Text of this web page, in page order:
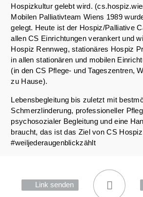
Hospizkultur gelebt wird.
Mobilen Palliativteam Wiens 1989
gelegt. Heute ist der Hospiz/Palliative
allen CS Einrichtungen verankert und
Hospiz Rennweg, stationäres Hospiz
in allen stationären und mobilen
(in den CS Pflege- und Tageszentren,
zu Hause).
Lebensbegleitung bis zuletzt mit
Schmerzlinderung, professioneller
psychosozialer Begleitung und eine
braucht, das ist das Ziel von CS
#weiljederaugenblickzählt
Link senden